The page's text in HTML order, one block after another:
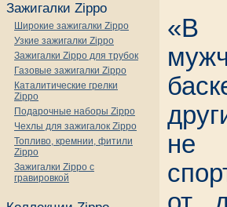
Зажигалки Zippo
Широкие зажигалки Zippo
Узкие зажигалки Zippo
Зажигалки Zippo для трубок
Газовые зажигалки Zippo
Каталитические грелки
Zippo
Подарочные наборы Zippo
Чехлы для зажигалок Zippo
Топливо, кремнии, фитили
Zippo
Зажигалки Zippo с
гравировкой
«В
не